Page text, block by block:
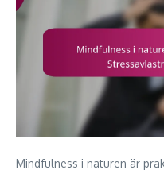
Mindfulness i naturen är